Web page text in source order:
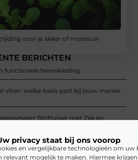
privacy staat bij ons voorop
en vergelijkbare technologieën om uw
relevant mogelijk te maken. Hiermee
voor je akker of moestuin
BERICHTEN
functionele herenkleding
vloer: welke basis past bij jouw manier
Stofzuiger met Zak en
X Gen 2-serie in Brussel en
tot leven